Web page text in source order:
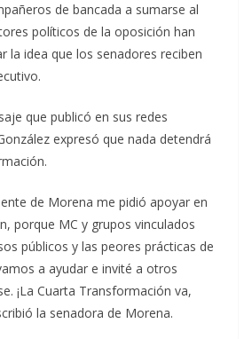
de bancada a sumarse al
políticos de la oposición han
la idea que los senadores reciben
que publicó en sus redes
expresó que nada detendrá
de Morena me pidió apoyar en
porque MC y grupos vinculados
públicos y las peores prácticas de
a ayudar e invité a otros
¡La Cuarta Transformación va,
la senadora de Morena.